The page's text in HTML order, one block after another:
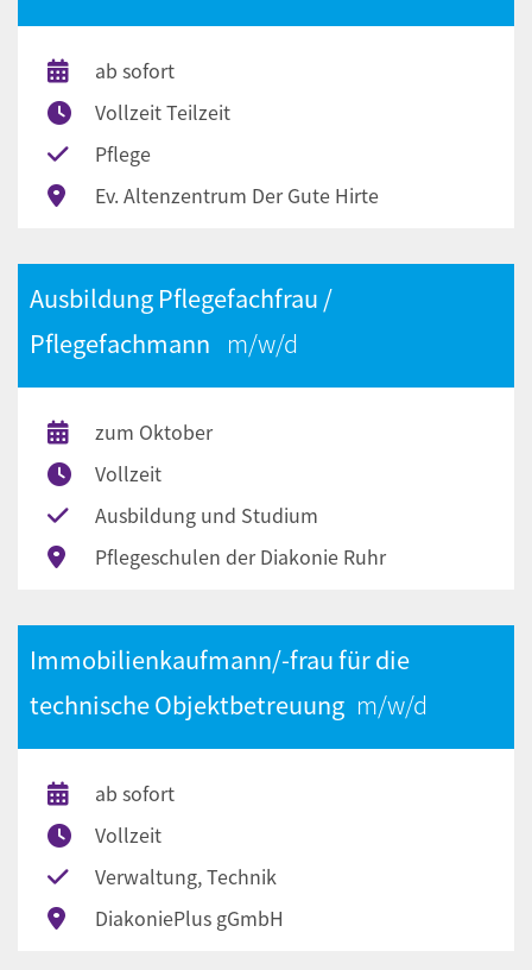
ab sofort
Vollzeit Teilzeit
Pflege
Ev. Altenzentrum Der Gute Hirte
Ausbildung Pflegefachfrau /
Pflegefachmann
zum Oktober
Vollzeit
Ausbildung und Studium
Pflegeschulen der Diakonie Ruhr
Immobilienkaufmann/-frau für die
technische Objektbetreuung
ab sofort
Vollzeit
Verwaltung, Technik
DiakoniePlus gGmbH